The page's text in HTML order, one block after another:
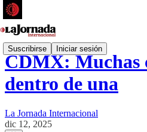
Suscribirse Iniciar sesión
CDMX: Muchas
dentro de una
La Jornada Internacional
dic 12, 2025